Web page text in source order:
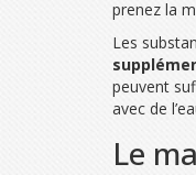
prenez la
Les
peuvent
avec de
Le